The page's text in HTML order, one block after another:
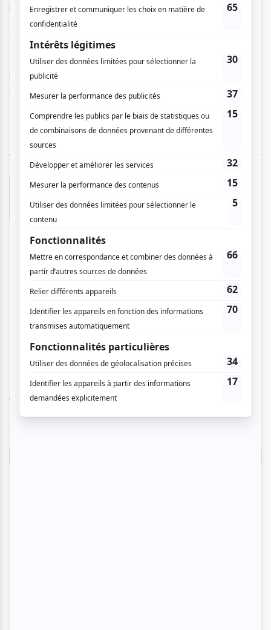
peut-être. Mais ne vous y trompez pas : derrière chaque
éclat de rire s’invite une réflexion, subtile et profonde. Le
https://espacego.com/les-spectacles/2025-2026/nomme-
moe/
1 COMMENTAIRE DE MEMBRE
Marie-Claire M. - 2026-03-08 22:42:32
J’ai essayé à plusieurs reprises d’acheter un
billet avec la réduction d’atuvu . Le code
J’ai réessayé aujourd’hui: même problème . J’ai
Je ne l’ai pas regretté car j’ai passé une
excellente soirée à l’espace Go. La pièce est une
satyre de notre société contemporaine, drôle et
pathétique à la fois et les comédiennes sont
exceptionnelles.
Vous devez être connecté pour